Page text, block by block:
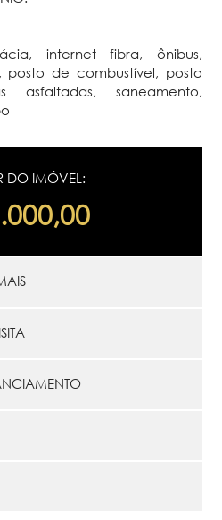
internet fibra, ônibus,
de combustível, posto
asfaltadas, saneamento,
DO IMÓVEL: